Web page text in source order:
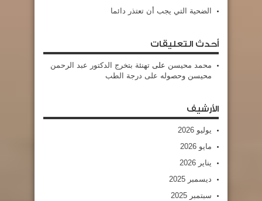
الضحية التي يجب أن تعتذر دائما
أحدث التعليقات
محمد محيسن على تهنئة بتخرج الدكتور عبد الرحمن
محيسن وحصوله على درجة الطب
الأرشيف
يوليو 2026
مايو 2026
يناير 2026
ديسمبر 2025
سبتمبر 2025